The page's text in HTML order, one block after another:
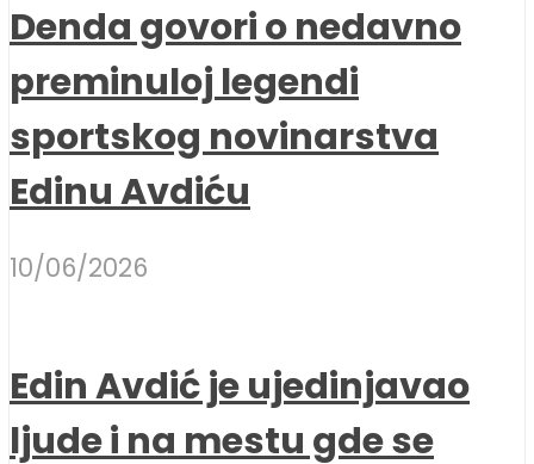
Denda govori o nedavno
preminuloj legendi
sportskog novinarstva
Edinu Avdiću
10/06/2026
Edin Avdić je ujedinjavao
ljude i na mestu gde se